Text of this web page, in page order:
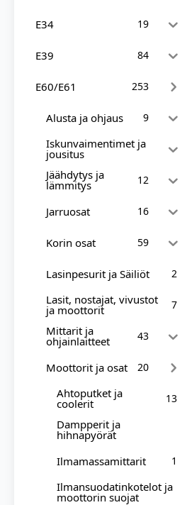
E34 19
E39 84
E60/E61 253
Alusta ja ohjaus 9
Iskunvaimentimet ja
jousitus
Jäähdytys ja
lämmitys 12
Jarruosat 16
Korin osat 59
Lasinpesurit ja Säiliöt 2
Lasit, nostajat, vivustot
ja moottorit 7
Mittarit ja
ohjainlaitteet 43
Moottorit ja osat 20
Ahtoputket ja
coolerit 13
Dampperit ja
hihnapyörät
Ilmamassamittarit
1
Ilmansuodatinkotelot ja
moottorin suojat